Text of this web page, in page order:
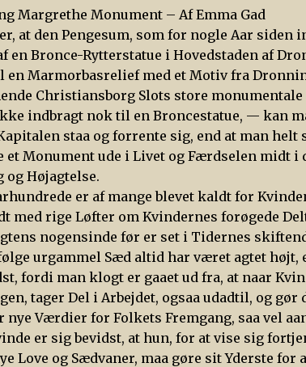
Margrethe Monument – Af Emma Gad
at den Pengesum, som for nogle Aar siden
en Bronce-Rytterstatue i Hovedstaden af
en Marmorbasrelief med et Motiv fra
Christiansborg Slots store
indbragt nok til en Broncestatue, — kan
staa og forrente sig, end at man
et Monument ude i Livet og Færdselen midt i
og Højagtelse.
er af mange blevet kaldt for
med rige Løfter om Kvindernes forøgede
nogensinde før er set i Tidernes
urgammel Sæd altid har været agtet højt,
fordi man klogt er gaaet ud fra, at naar
tager Del i Arbejdet, ogsaa udadtil, og gør
nye Værdier for Folkets Fremgang, saa vel
er sig bevidst, at hun, for at vise sig
Love og Sædvaner, maa gøre sit Yderste